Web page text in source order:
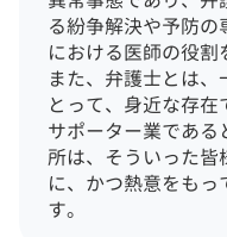
る紛争解決や予防
における医師の役割
また、弁護士とは
とって、身近な存在
サポーター業である
所は、そういった皆
に、かつ熱意をも
す。